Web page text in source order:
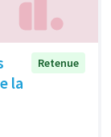
la
Retenue